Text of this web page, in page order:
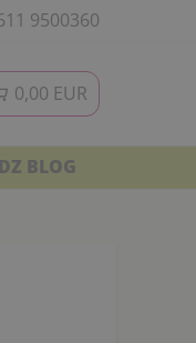
9500360
0,00 EUR
BLOG